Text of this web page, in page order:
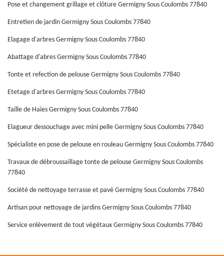
Pose et changement grillage et clôture Germigny Sous Coulombs 77840
Entretien de jardin Germigny Sous Coulombs 77840
Elagage d'arbres Germigny Sous Coulombs 77840
Abattage d'abres Germigny Sous Coulombs 77840
Tonte et refection de pelouse Germigny Sous Coulombs 77840
Etetage d'arbres Germigny Sous Coulombs 77840
Taille de Haies Germigny Sous Coulombs 77840
Elagueur dessouchage avec mini pelle Germigny Sous Coulombs 77840
Spécialiste en pose de pelouse en rouleau Germigny Sous Coulombs 77840
Travaux de débroussaillage tonte de pelouse Germigny Sous Coulombs
77840
Société de nettoyage terrasse et pavé Germigny Sous Coulombs 77840
Artisan pour nettoyage de jardins Germigny Sous Coulombs 77840
Service enlèvement de tout végétaux Germigny Sous Coulombs 77840